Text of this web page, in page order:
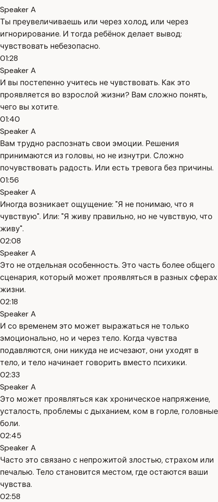
Speaker A
Ты преувеличиваешь или через холод, или через
игнорирование. И тогда ребёнок делает вывод:
чувствовать небезопасно.
01:28
Speaker A
И вы постепенно учитесь не чувствовать. Как это
проявляется во взрослой жизни? Вам сложно понять,
чего вы хотите.
01:40
Speaker A
Вам трудно распознать свои эмоции. Решения
принимаются из головы, но не изнутри. Сложно
почувствовать радость. Или есть тревога без причины.
01:56
Speaker A
Иногда возникает ощущение: "Я не понимаю, что я
чувствую". Или: "Я живу правильно, но не чувствую, что
живу".
02:08
Speaker A
Это не отдельная особенность. Это часть более общего
сценария, который может проявляться в разных сферах
жизни.
02:18
Speaker A
И со временем это может выражаться не только
эмоционально, но и через тело. Когда чувства
подавляются, они никуда не исчезают, они уходят в
тело, и тело начинает говорить вместо психики.
02:33
Speaker A
Это может проявляться как хроническое напряжение,
усталость, проблемы с дыханием, ком в горле, головные
боли.
02:45
Speaker A
Часто это связано с непрожитой злостью, страхом или
печалью. Тело становится местом, где остаются ваши
чувства.
02:58